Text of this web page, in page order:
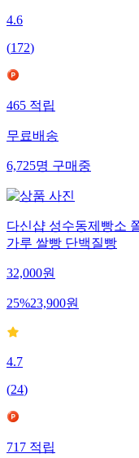
4.6
(172)
465적립
무료배송
6,725명구매중
다신샵 성수동제빵소
가루 쌀빵 단백질빵
32,000원
25%23,900원
4.7
(24)
717적립